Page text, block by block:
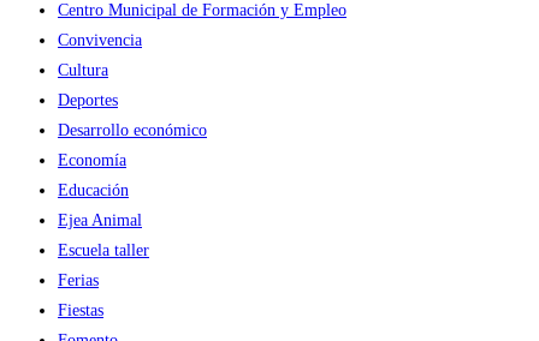
Centro Municipal de Formación y Empleo
Convivencia
Cultura
Deportes
Desarrollo económico
Economía
Educación
Ejea Animal
Escuela taller
Ferias
Fiestas